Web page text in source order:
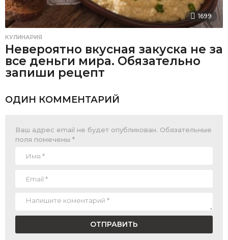
1699
КУЛИНАРИЯ
Невероятно вкусная закуска не за
все деньги мира. Обязательно
запиши рецепт
ОДИН КОММЕНТАРИЙ
Ваш адрес email не будет опубликован. Обязательные
поля помечены *